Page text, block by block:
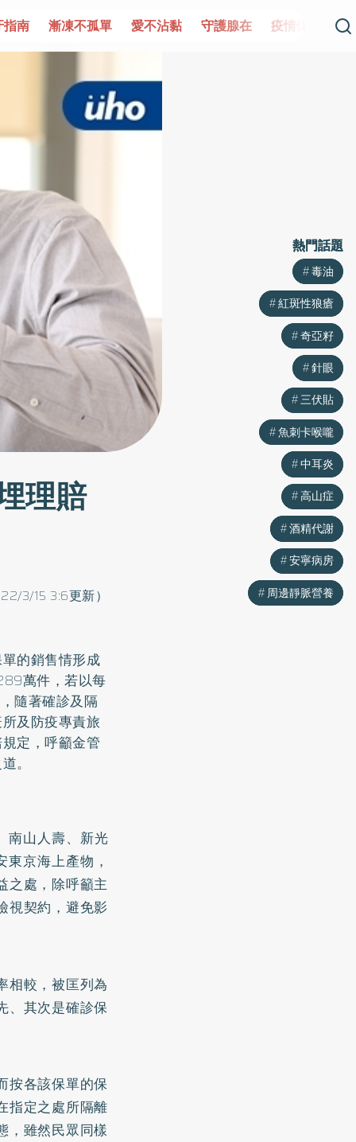
南 漸凍不孤單 愛不沾黏 守護腺在 疫情保衛戰
理賠
3/15 3:6更新）
的銷售情形成
萬件，若以每
隨著確診及隔
及防疫專責旅
定，呼籲金管
。
南山人壽、新光
京海上產物，
之處，除呼籲主
視契約，避免影
相較，被匡列為
、其次是確診保
按各該保單的保
指定之處所隔離
，雖然民眾同樣
熱門話題
毒油
紅斑性狼瘡
奇亞籽
針眼
三伏貼
魚刺卡喉嚨
中耳炎
高山症
酒精代謝
安寧病房
周邊靜脈營養
熱門話題
毒油
紅斑性狼瘡
奇亞籽
針眼
三伏貼
魚刺卡喉嚨
中耳炎
高山症
酒精代謝
安寧病房
周邊靜脈營養